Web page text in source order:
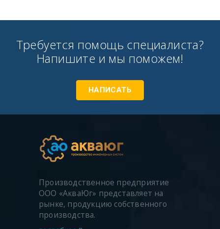
Требуется помощь специалиста?
Напишите и мы поможем!
НАПИСАТЬ
Производственное предприятие
ООО «АкваЮг» представляет на
рынке, продукцию собственного
производства.